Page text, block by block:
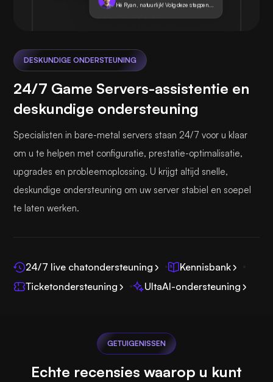
Hé Ryan, natuurlijk! Volg deze stappen...
DESKUNDIGE ONDERSTEUNING
24/7 Game Servers-assistentie en
deskundige ondersteuning
Specialisten in bare-metal servers staan 24/7 voor u klaar
om u te helpen met configuratie, prestatie-optimalisatie,
upgrades en probleemoplossing. U krijgt altijd snelle,
deskundige ondersteuning om uw server stabiel en soepel
te laten werken.
24/7 live chatondersteuning
Kennisbank
Ticketondersteuning
UltaAI-ondersteuning
GETUIGENISSEN
Echte recensies waarop u kunt